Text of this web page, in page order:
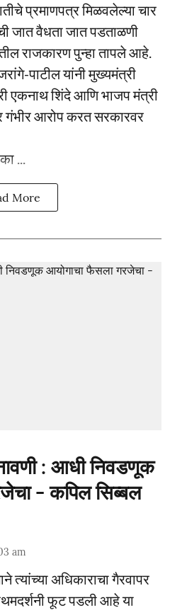
प्रमाणपत्र मिळवलेल्या चार
जात वैधता जात पडताळणी
राजकारण पुन्हा तापले आहे.
पाटील यांनी मुख्यमंत्री
एकनाथ शिंदे आणि भाजप मंत्री
आरोप करत सरकारवर
...
More
: आधी निवडणूक
- कपिल सिब्बल
am
त्यांच्या अधिकाराचा गैरवापर
फूट पडली आहे या